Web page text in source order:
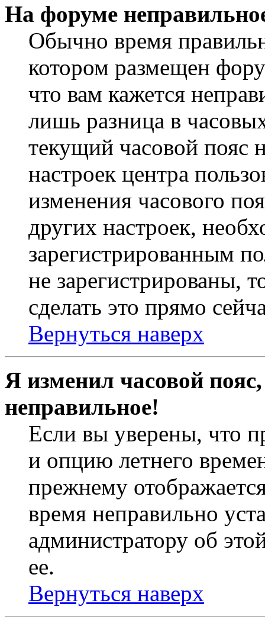
На форуме
Обычно время
котором размещен
что вам кажется
лишь разница в
текущий часовой пояс
настроек центра
изменения часового
других настроек,
зарегистрированным
не зарегистрированы,
сделать это прямо
Вернуться наверх
Я изменил часовой
неправильное!
Если вы уверены, что
и опцию летнего
прежнему
время неправильно
администратору об
ее.
Вернуться наверх